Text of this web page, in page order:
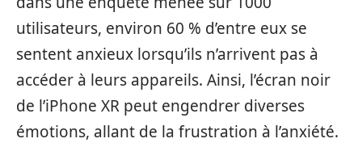
utilisateurs, environ 60 % d’entre eux se
sentent anxieux lorsqu’ils n’arrivent pas à
accéder à leurs appareils. Ainsi, l’écran noir
de l’iPhone XR peut engendrer diverses
émotions, allant de la frustration à l’anxiété.